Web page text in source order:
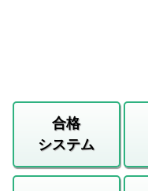
合格
システム